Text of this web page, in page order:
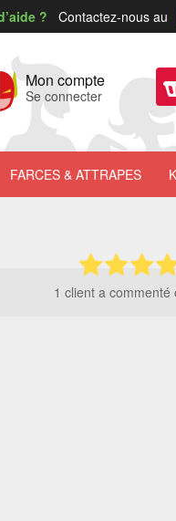
? Contactez-nous au
Mon compte
Se connecter
FARCES & ATTRAPES
1 client a commenté